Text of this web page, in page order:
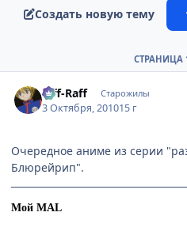
Создать новую тему
СТРАНИЦА
Riff-Raff Старожилы
3 Октября, 201015 г
Очередное аниме из серии
Блюрейрип".
Мой MAL